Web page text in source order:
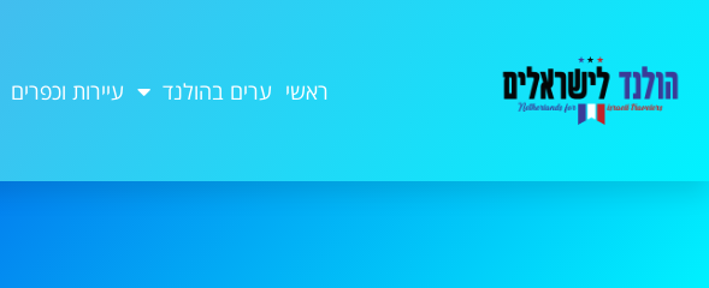
ראשי ערים בהולנד עיירות וכפרים